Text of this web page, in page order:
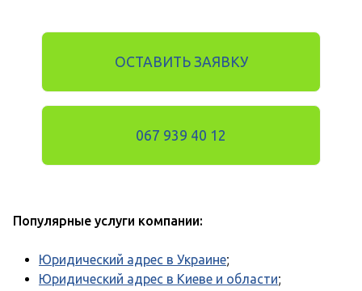
ОСТАВИТЬ ЗАЯВКУ
067 939 40 12
Популярные услуги компании:
Юридический адрес в Украине;
Юридический адрес в Киеве и области;